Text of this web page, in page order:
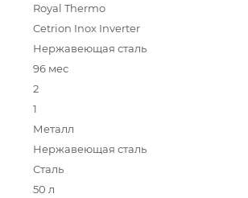
Royal Thermo
Cetrion Inox Inverter
Нержавеющая сталь
96 мес
2
1
Металл
Нержавеющая сталь
Сталь
50 л